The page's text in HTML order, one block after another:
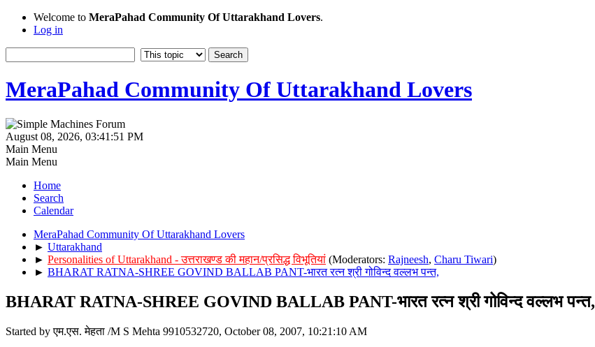
Welcome to MeraPahad Community Of Uttarakhand Lovers.
Log in
MeraPahad Community Of Uttarakhand Lovers
August 08, 2026, 03:41:51 PM
Main Menu
Main Menu
Home
Search
Calendar
MeraPahad Community Of Uttarakhand Lovers
► Uttarakhand
► Personalities of Uttarakhand - उत्तराखण्ड की महान/प्रसिद्ध विभूतियां (Moderators: Rajneesh, Charu Tiwari)
► BHARAT RATNA-SHREE GOVIND BALLAB PANT-भारत रत्न श्री गोविन्द वल्लभ पन्त,
BHARAT RATNA-SHREE GOVIND BALLAB PANT-भारत रत्न श्री गोविन्द वल्लभ पन्त,
Started by एम.एस. मेहता /M S Mehta 9910532720, October 08, 2007, 10:21:10 AM